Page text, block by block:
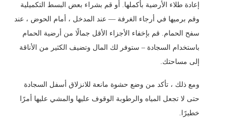
إعادة طلاء الأرضية بأكملها. أو قم بشراء بعض البسط التكميلية
وقم برميها في أرجاء الغرفة — عند المدخل ، أمام الحوض ، عند
سفح الحمام. قم بإخفاء الأجزاء الأقل جمالًا من أرضية الحمام
باستخدام السجادة – ستوفر لك المال وتضيف الكثير من الأناقة
إلى مساحتك.
ومع ذلك ، تأكد من وضع حشوة مانعة للانزلاق أسفل السجادة
حتى لا تجعل المياه والرطوبة الوقوف عليها والمشي عليها أمرًا
خطيرًا.